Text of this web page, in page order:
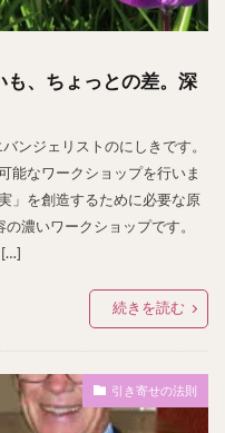
も、ちょっとの差。深
ンジェリストのにしきです。
能なワークショップを行いま
」を創造するために必要な原
濃いワークショップです。
続きを読む
引き寄せの法則